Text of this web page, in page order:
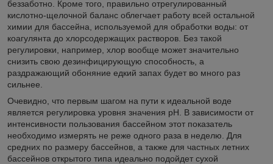
беззаботно. Кроме того, правильно отрегулированный
кислотно-щелочной баланс облегчает работу всей остальной
химии для бассейна, используемой для обработки воды: от
коагулянта до хлорсодержащих растворов. Без такой
регулировки, например, хлор вообще может значительно
снизить свою дезинфицирующую способность, а
раздражающий обоняние едкий запах будет во много раз
сильнее.
Очевидно, что первым шагом на пути к идеальной воде
является регулировка уровня значения рН. В зависимости от
интенсивности пользования бассейном этот показатель
необходимо измерять не реже одного раза в неделю. Для
средних по размеру бассейнов, а также для частных летних
бассейнов открытого типа идеально подойдет сухой